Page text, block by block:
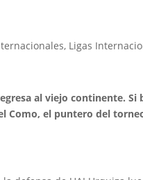
, Ligas
al viejo continente. Si
Como, el puntero del